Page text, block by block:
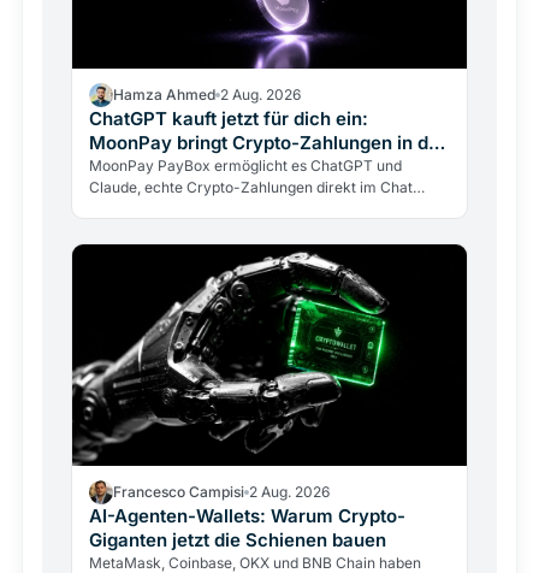
Hamza Ahmed 2 Aug. 2026
ChatGPT kauft jetzt für dich ein:
MoonPay bringt Crypto-Zahlungen in den
Chat
MoonPay PayBox ermöglicht es ChatGPT und
Claude, echte Crypto-Zahlungen direkt im Chat
Francesco Campisi 2 Aug. 2026
AI-Agenten-Wallets: Warum Crypto-
Giganten jetzt die Schienen bauen
MetaMask, Coinbase, OKX und BNB Chain haben